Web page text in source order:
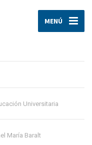
MENÚ
Universitaria
María Baralt